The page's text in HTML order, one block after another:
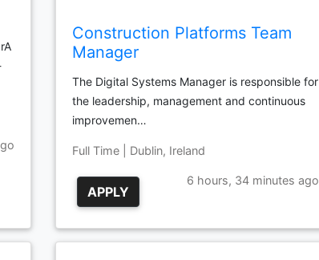
Construction Platforms Team
Manager
The Digital Systems Manager is responsible for
the leadership, management and continuous
improvemen…
Full Time | Dublin, Ireland
APPLY
6 hours, 34 minutes ago